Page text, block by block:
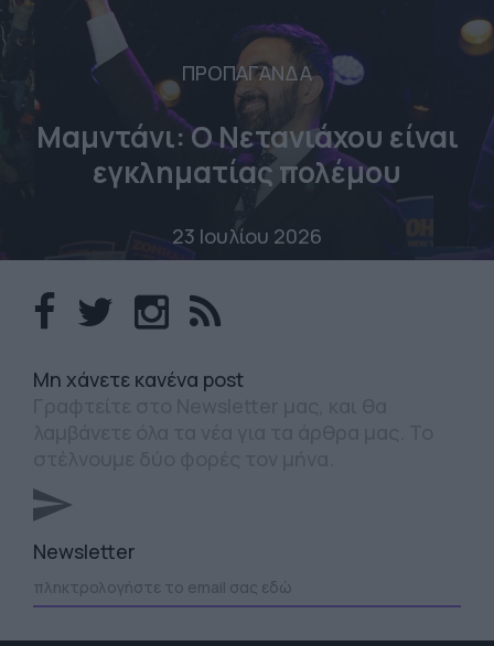
ΠΡΟΠΑΓΑΝΔΑ
Μαμντάνι: Ο Νετανιάχου είναι
εγκληματίας πολέμου
23 Ιουλίου 2026
Mη χάνετε κανένα post
Newsletter